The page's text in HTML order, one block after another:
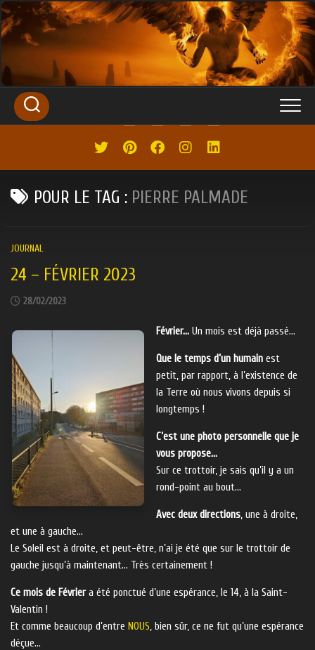
SKIP
TO
CONTENT
POUR LE TAG : PIERRE PALMADE
JOURNAL
24 – FÉVRIER 2023
28/02/2023
Février… Un mois est déjà passé…
Que le temps d’un humain est
petit, par rapport, à l’existence de
la Terre où nous vivons depuis si
longtemps !
C’est une photo personnelle que je
vous propose…
Sur ce trottoir, je sais qu’il y a un
rond-point au bout…
Avec deux directions, une à droite,
et une à gauche…
Le Soleil est à droite, et peut-être, n’ai je été que sur le trottoir de
gauche jusqu’à maintenant… Très certainement !
Ce mois de Févriera été ponctué d’une espérance, le 14, à la Saint-
Valentin !
Et comme beaucoup d’entre NOUS, bien sûr, ce ne fut qu’une espérance
déçue…